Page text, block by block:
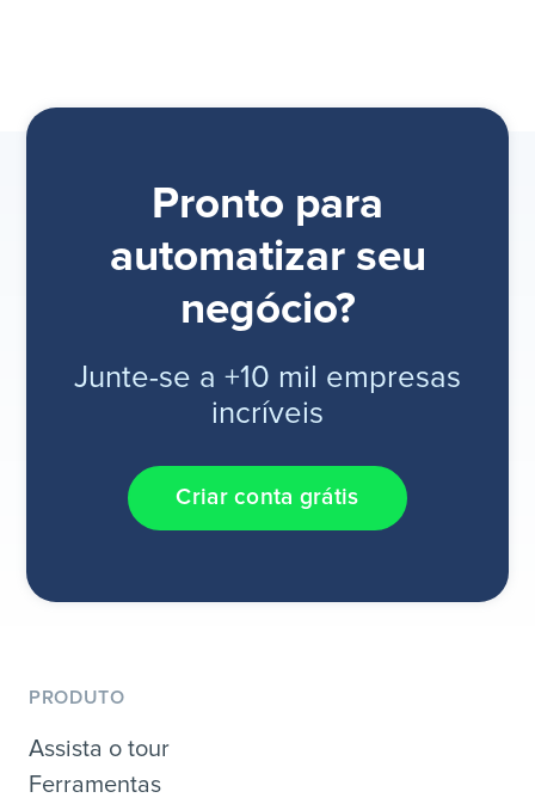
Pronto para
automatizar seu
negócio?
Junte-se a +10 mil empresas
incríveis
Criar conta grátis
PRODUTO
Assista o tour
Ferramentas